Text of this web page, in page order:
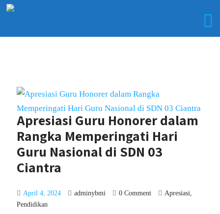
Apresiasi Guru Honorer dalam
Rangka Memperingati Hari
Guru Nasional di SDN 03
Ciantra
April 4, 2024 adminybmi 0 Comment Apresiasi,
Pendidikan